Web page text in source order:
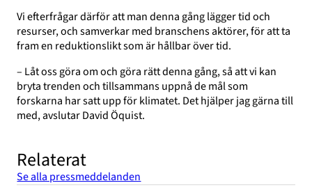
Vi efterfrågar därför att man denna gång lägger tid och
resurser, och samverkar med branschens aktörer, för att ta
fram en reduktionslikt som är hållbar över tid.
– Låt oss göra om och göra rätt denna gång, så att vi kan
bryta trenden och tillsammans uppnå de mål som
forskarna har satt upp för klimatet. Det hjälper jag gärna till
med, avslutar David Öquist.
Relaterat
Se alla pressmeddelanden